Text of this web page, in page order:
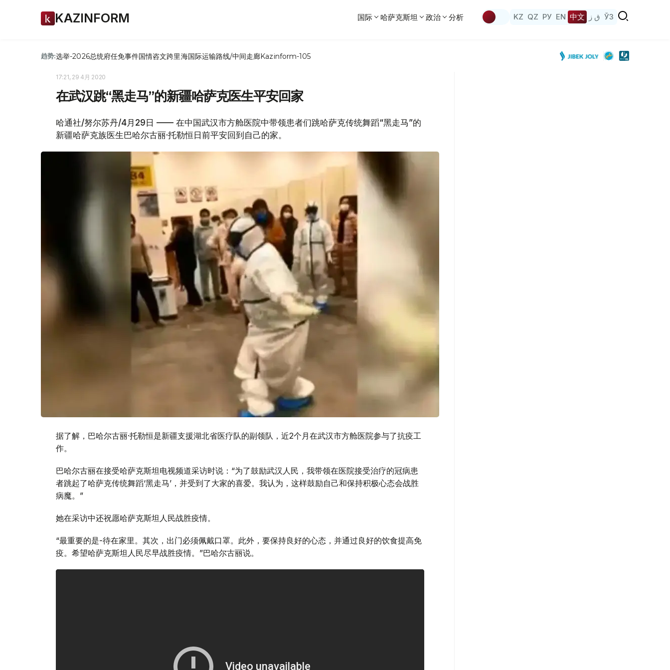
KAZINFORM 国际 哈萨克斯坦 政治 分析 KZ QZ РУ EN 中文 ق ز ЎЗ
趋势:选举-2026总统府任免事件国情咨文跨里海国际运输路线/中间走廊Kazinform-105
17:21, 29 4月 2020
在武汉跳“黑走马”的新疆哈萨克医生平安回家
哈通社/努尔苏丹/4月29日 —— 在中国武汉市方舱医院中带领患者们跳哈萨克传统舞蹈“黑走马”的
新疆哈萨克族医生巴哈尔古丽·托勒恒日前平安回到自己的家。
据了解，巴哈尔古丽·托勒恒是新疆支援湖北省医疗队的副领队，近2个月在武汉市方舱医院参与了抗疫工
作。
巴哈尔古丽在接受哈萨克斯坦电视频道采访时说：“为了鼓励武汉人民，我带领在医院接受治疗的冠病患
者跳起了哈萨克传统舞蹈‘黑走马’，并受到了大家的喜爱。我认为，这样鼓励自己和保持积极心态会战胜
病魔。”
她在采访中还祝愿哈萨克斯坦人民战胜疫情。
“最重要的是-待在家里。其次，出门必须佩戴口罩。此外，要保持良好的心态，并通过良好的饮食提高免
疫。希望哈萨克斯坦人民尽早战胜疫情。”巴哈尔古丽说。